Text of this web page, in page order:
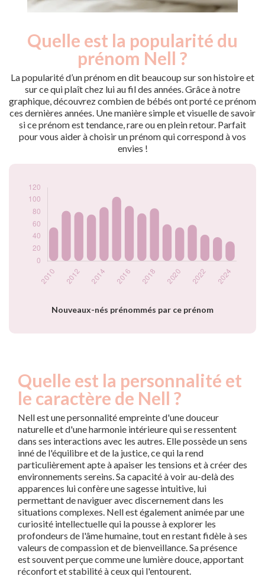
Quelle est la popularité du
prénom Nell ?
La popularité d’un prénom en dit beaucoup sur son histoire et
sur ce qui plaît chez lui au fil des années. Grâce à notre
graphique, découvrez combien de bébés ont porté ce prénom
ces dernières années. Une manière simple et visuelle de savoir
si ce prénom est tendance, rare ou en plein retour. Parfait
pour vous aider à choisir un prénom qui correspond à vos
envies !
Nouveaux-nés prénommés par ce prénom
Popularité du
Année
Nouveaux-
nés
2010
55
2011
82
2012
80
2013
76
2014
88
2015
105
2019
60
59
43
39
32
Quelle est la personnalité et
le caractère de Nell ?
Nell est une personnalité empreinte d'une douceur
naturelle et d'une harmonie intérieure qui se ressentent
dans ses interactions avec les autres. Elle possède un sens
inné de l'équilibre et de la justice, ce qui la rend
particulièrement apte à apaiser les tensions et à créer des
environnements sereins. Sa capacité à voir au-delà des
apparences lui confère une sagesse intuitive, lui
permettant de naviguer avec discernement dans les
situations complexes. Nell est également animée par une
curiosité intellectuelle qui la pousse à explorer les
profondeurs de l'âme humaine, tout en restant fidèle à ses
valeurs de compassion et de bienveillance. Sa présence
est souvent perçue comme une lumière douce, apportant
réconfort et stabilité à ceux qui l'entourent.